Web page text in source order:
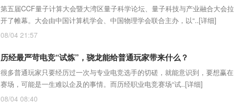
第五届CCF量子计算大会暨大湾区量子科学论坛、量子科技与产业融合大会拉
开了帷幕。大会由中国计算机学会、中国物理学会联合主办，以“..[详细]
08/04 21:57
历经最严苛电竞“试炼”，骁龙能给普通玩家带来什么？
很多普通玩家只要经历过一次与专业电竞选手的切磋，就能意识到，要想赢在
赛场，可能是一生难以企及的事情。而历经职业电竞赛场“试..[详细]
08/04 08:40